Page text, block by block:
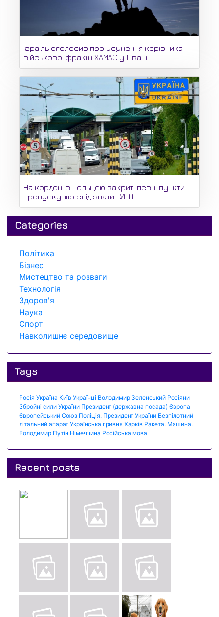
Ізраїль оголосив про усунення керівника
військової фракції ХАМАС у Лівані.
На кордоні з Польщею закриті певні пункти
пропуску: що слід знати | УНН
Categories
Політика
Бізнес
Мистецтво та розваги
Технологія
Здоров'я
Наука
Спорт
Навколишнє середовище
Tags
Росія Україна Київ Українці Володимир Зеленський Росіяни
Збройні сили України Президент (державна посада) Європа
Європейський Союз Поліція. Президент України Безпілотний
літальний апарат Українська гривня Харків Ракета. Машина.
Володимир Путін Німеччина Російська мова
Recent posts